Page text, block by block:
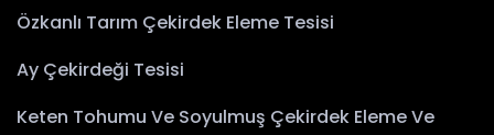
Özkanlı Tarım Çekirdek Eleme Tesisi
Ay Çekirdeği Tesisi
Keten Tohumu Ve Soyulmuş Çekirdek Eleme Ve